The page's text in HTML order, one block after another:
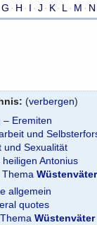
G · H · I · J · K· L · M · N
(verbergen)
– Eremiten
und
und Sexualität
Antonius
Thema Wüstenväter
allgemein
quotes
Wüstenväter